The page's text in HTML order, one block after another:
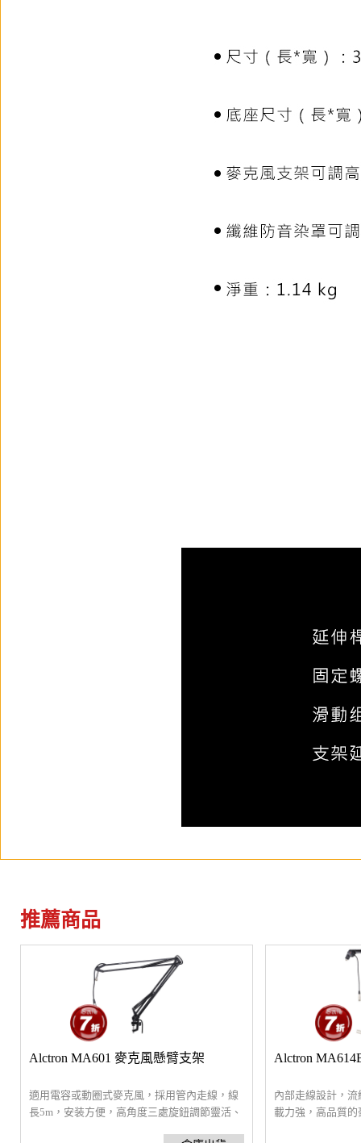
推薦商品
Alctron MA601 麥克風懸臂支架
適用電容或動圈式麥克風，採用管內走線，線
長5m，安装方便，高角度三處旋鈕調節靈活、
Alctron
內部走線設計，
載力強，高品質的